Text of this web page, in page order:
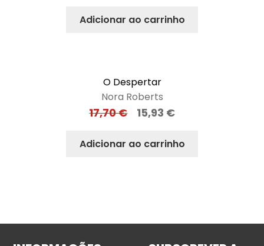
Adicionar ao carrinho
O Despertar
Nora Roberts
17,70€ 15,93 €
Adicionar ao carrinho